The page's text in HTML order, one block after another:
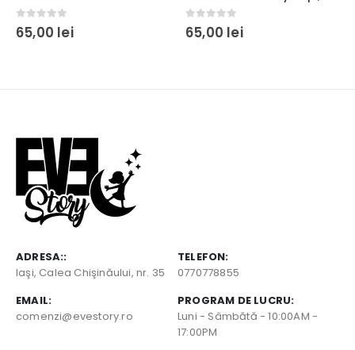
0 out of 5
65,00 lei 0 out of 5
65,00 lei
ADRESA::
Iaşi, Calea Chişinăului, nr. 35
TELEFON:
0770778855
EMAIL:
comenzi@evestory.ro
PROGRAM DE LUCRU:
Luni - Sâmbătă - 10:00AM -
17:00PM